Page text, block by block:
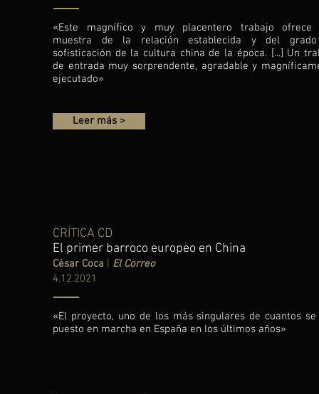
«Este magnífico y muy placentero trabajo ofrece
muestra de la relación establecida y del
sofisticación de la cultura china de la época. [...] Un
de entrada muy sorprendente, agradable y
ejecutado»
Leer más >
CRÍTICA CD
El primer barroco europeo en China
César Coca
El Correo
4.12.2021
«El proyecto, uno de los más singulares de cuantos se
puesto en marcha en España en los últimos años»